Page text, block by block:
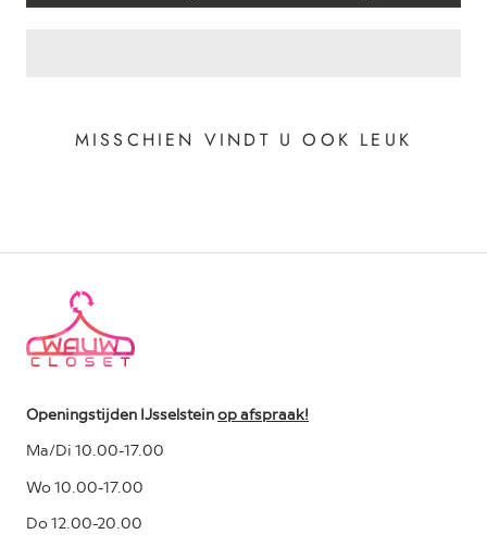
MISSCHIEN VINDT U OOK LEUK
Openingstijden IJsselsteinop afspraak!
Ma/Di 10.00-17.00
Wo 10.00-17.00
Do 12.00-20.00